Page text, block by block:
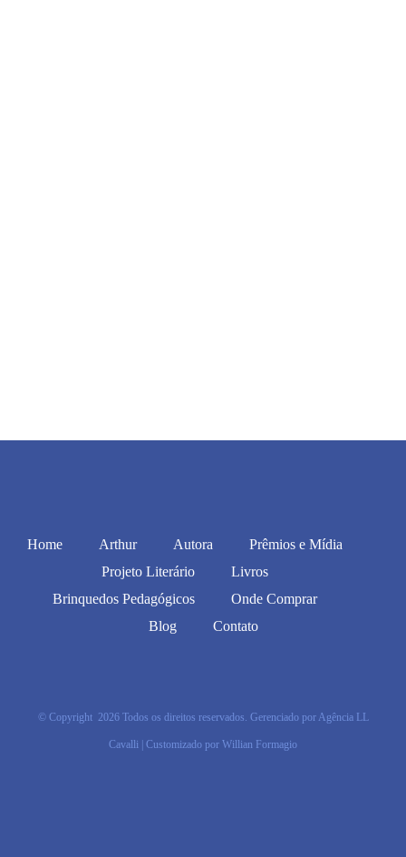
Home Arthur Autora
Prêmios e Mídia
Projeto Literário
Livros
Brinquedos Pedagógicos
Onde Comprar
Blog
Contato
© Copyright 2026 Todos os direitos reservados. Gerenciado porAgência LL
Cavalli | Customizado por Willian Formagio